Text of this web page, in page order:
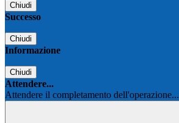
Chiudi
Successo
Chiudi
Informazione
Chiudi
Attendere...
Attendere il completamento dell'operazione...